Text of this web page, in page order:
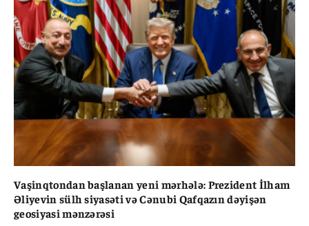
Vaşinqtondan başlanan yeni mərhələ: Prezident İlham
Əliyevin sülh siyasəti və Cənubi Qafqazın dəyişən
geosiyasi mənzərəsi